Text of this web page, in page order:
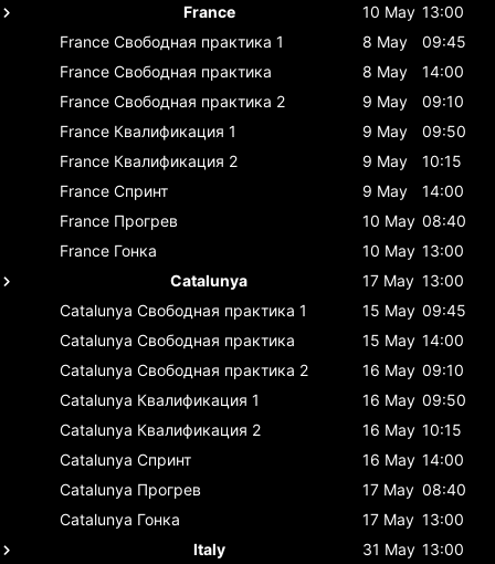
France
10 May 13:00
France Свободная практика 1 8 May
09:45
France Свободная практика 8 May
14:00
France Свободная практика 2 9 May
09:10
France Квалификация 1 9 May
09:50
France Квалификация 2 9 May
10:15
France Спринт 9 May
14:00
France Прогрев 10 May 08:40
France Гонка 10 May 13:00
Catalunya
17 May 13:00
Catalunya Свободная практика 1 15 May 09:45
Catalunya Свободная практика 15 May 14:00
Catalunya Свободная практика 2 16 May 09:10
Catalunya Квалификация 1 16 May 09:50
Catalunya Квалификация 2 16 May 10:15
Catalunya Спринт 16 May 14:00
Catalunya Прогрев 17 May 08:40
Catalunya Гонка 17 May 13:00
Italy
31 May 13:00